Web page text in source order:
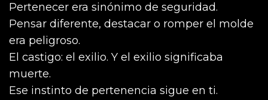
Pertenecer era sinónimo de seguridad.
Pensar diferente, destacar o romper el molde
era peligroso.
El castigo: el exilio. Y el exilio significaba
muerte.
Ese instinto de pertenencia sigue en ti.